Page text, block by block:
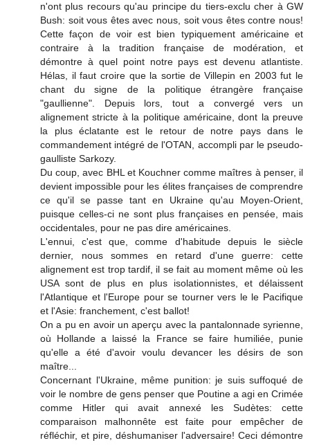
n'ont plus recours qu'au principe du tiers-exclu cher à GW
Bush: soit vous êtes avec nous, soit vous êtes contre nous!
Cette façon de voir est bien typiquement américaine et
contraire à la tradition française de modération, et
démontre à quel point notre pays est devenu atlantiste.
Hélas, il faut croire que la sortie de Villepin en 2003 fut le
chant du signe de la politique étrangère française
"gaullienne". Depuis lors, tout a convergé vers un
alignement stricte à la politique américaine, dont la preuve
la plus éclatante est le retour de notre pays dans le
commandement intégré de l'OTAN, accompli par le pseudo-
gaulliste Sarkozy.
Du coup, avec BHL et Kouchner comme maîtres à penser, il
devient impossible pour les élites françaises de comprendre
ce qu'il se passe tant en Ukraine qu'au Moyen-Orient,
puisque celles-ci ne sont plus françaises en pensée, mais
occidentales, pour ne pas dire américaines.
L'ennui, c'est que, comme d'habitude depuis le siècle
dernier, nous sommes en retard d'une guerre: cette
alignement est trop tardif, il se fait au moment même où les
USA sont de plus en plus isolationnistes, et délaissent
l'Atlantique et l'Europe pour se tourner vers le le Pacifique
et l'Asie: franchement, c'est ballot!
On a pu en avoir un aperçu avec la pantalonnade syrienne,
où Hollande a laissé la France se faire humiliée, punie
qu'elle a été d'avoir voulu devancer les désirs de son
maître...
Concernant l'Ukraine, même punition: je suis suffoqué de
voir le nombre de gens penser que Poutine a agi en Crimée
comme Hitler qui avait annexé les Sudètes: cette
comparaison malhonnête est faite pour empêcher de
réfléchir, et pire, déshumaniser l'adversaire! Ceci démontre